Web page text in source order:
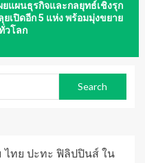
ยแผนธุรกิจและกลยุทธ์เชิงรุก
ยเปิดอีก 5 แห่ง พร้อมมุ่งขยาย
วโลก
ไทย ปะทะ ฟิลิปปินส์ ใน